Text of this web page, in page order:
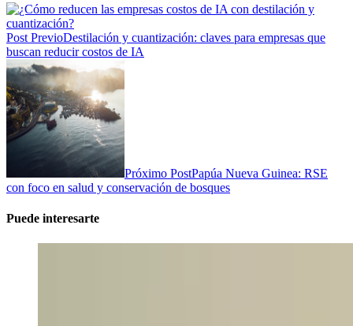
Post PrevioDestilación y cuantización: claves para empresas que
buscan reducir costos de IA
Próximo PostPapúa Nueva Guinea: RSE
con foco en salud y conservación de bosques
Puede interesarte